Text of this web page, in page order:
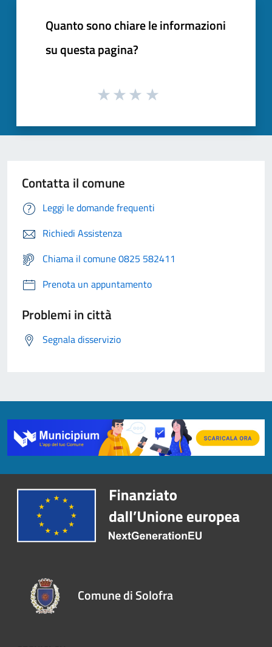
Quanto sono chiare le informazioni
su questa pagina?
Contatta il comune
Leggi le domande frequenti
Richiedi Assistenza
Chiama il comune 0825 582411
Prenota un appuntamento
Problemi in città
Segnala disservizio
Comune di Solofra